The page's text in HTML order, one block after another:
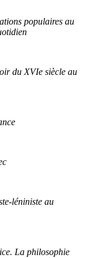
populaires au
du XVIe siècle au
léniniste au
La philosophie